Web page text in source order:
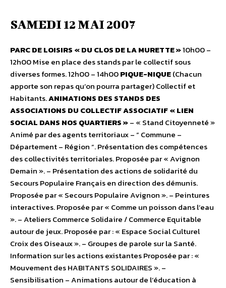
SAMEDI 12 MAI 2007
PARC DE LOISIRS « DU CLOS DE LA MURETTE »10h00 –
12h00 Mise en place des stands par le collectif sous
diverses formes. 12h00 – 14h00PIQUE-NIQUE(Chacun
apporte son repas qu’on pourra partager) Collectif et
Habitants.ANIMATIONS DES STANDS DES
ASSOCIATIONS DU COLLECTIF ASSOCIATIF « LIEN
SOCIAL DANS NOS QUARTIERS »– « Stand Citoyenneté »
Animé par des agents territoriaux – “ Commune –
Département – Région “. Présentation des compétences
des collectivités territoriales. Proposée par « Avignon
Demain ». – Présentation des actions de solidarité du
Secours Populaire Français en direction des démunis.
Proposée par « Secours Populaire Avignon ». – Peintures
interactives. Proposée par « Comme un poisson dans l’eau
». – Ateliers Commerce Solidaire / Commerce Equitable
autour de jeux. Proposée par : « Espace Social Culturel
Croix des Oiseaux ». – Groupes de parole sur la Santé.
Information sur les actions existantes Proposée par : «
Mouvement des HABITANTS SOLIDAIRES ». –
Sensibilisation – Animations autour de l’éducation à